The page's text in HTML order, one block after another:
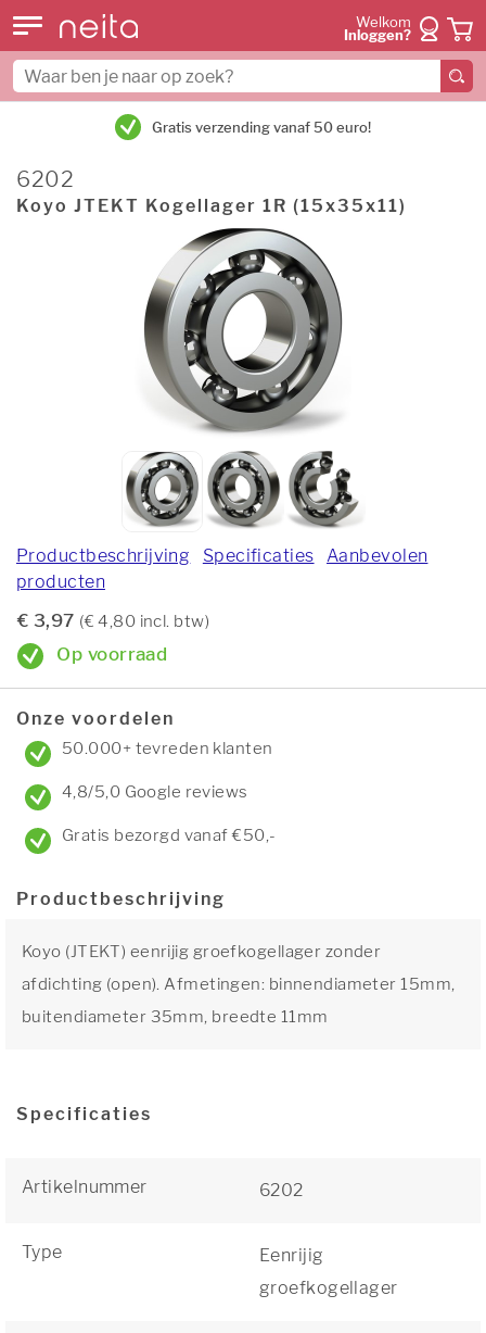
Welkom
Inloggen?
Gratis verzending vanaf 50 euro!
6202
Koyo JTEKT Kogellager 1R (15x35x11)
Productbeschrijving Specificaties
Aanbevolen
producten
€ 3,97 (€ 4,80 incl. btw)
Op voorraad
Onze voordelen
50.000+ tevreden klanten
4,8/5,0 Google reviews
Gratis bezorgd vanaf €50,-
Productbeschrijving
Koyo (JTEKT) eenrijig groefkogellager zonder
afdichting (open). Afmetingen: binnendiameter 15mm,
buitendiameter 35mm, breedte 11mm
Specificaties
Artikelnummer 6202
Type
Eenrijig
groefkogellager